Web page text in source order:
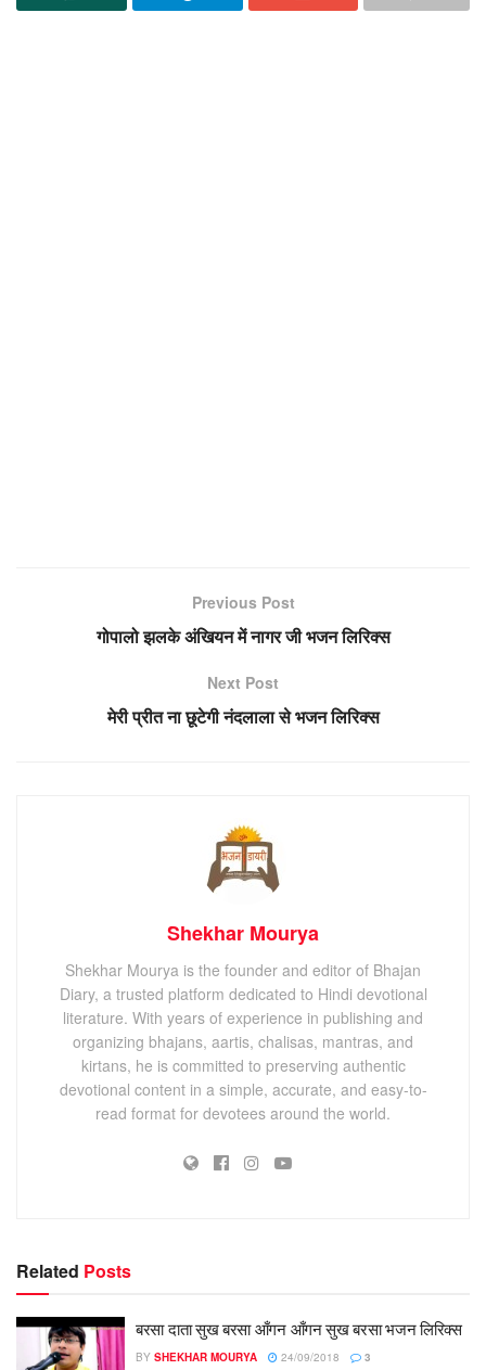
Previous Post
गोपालो झलके अंखियन में नागर जी भजन लिरिक्स
Next Post
मेरी प्रीत ना छूटेगी नंदलाला से भजन लिरिक्स
Shekhar Mourya
Shekhar Mourya is the founder and editor of Bhajan
Diary, a trusted platform dedicated to Hindi devotional
literature. With years of experience in publishing and
organizing bhajans, aartis, chalisas, mantras, and
kirtans, he is committed to preserving authentic
devotional content in a simple, accurate, and easy-to-
read format for devotees around the world.
Related Posts
बरसा दाता सुख बरसा आँगन आँगन सुख बरसा भजन लिरिक्स
BY SHEKHAR MOURYA 24/09/2018 3